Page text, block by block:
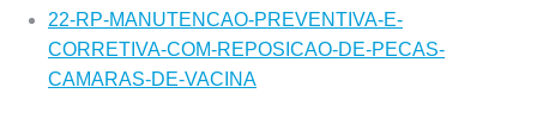
22-RP-MANUTENCAO-PREVENTIVA-E-
CORRETIVA-COM-REPOSICAO-DE-PECAS-
CAMARAS-DE-VACINA